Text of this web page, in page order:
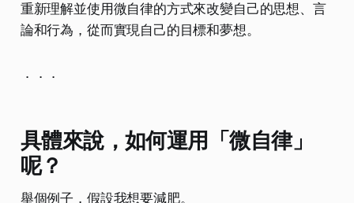
重新理解並使用微自律的方式來改變自己的思想、言
論和行為，從而實現自己的目標和夢想。
．．．
具體來說，如何運用「微自律」
呢？
舉個例子，假設我想要減肥。